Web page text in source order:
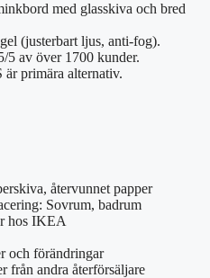
med glasskiva och bred
(justerbart ljus, anti-fog).
5 av över 1700 kunder.
primära alternativ.
återvunnet papper
Sovrum, badrum
hos IKEA
och förändringar
från andra återförsäljare